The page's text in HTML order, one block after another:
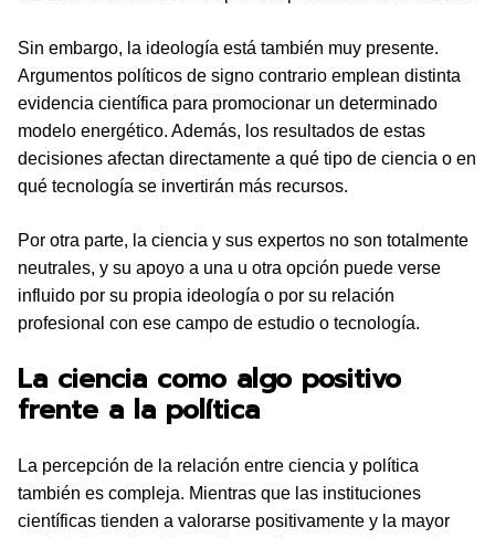
Sin embargo, la ideología está también muy presente.
Argumentos políticos de signo contrario emplean distinta
evidencia científica para promocionar un determinado
modelo energético. Además, los resultados de estas
decisiones afectan directamente a qué tipo de ciencia o en
qué tecnología se invertirán más recursos.
Por otra parte, la ciencia y sus expertos no son totalmente
neutrales, y su apoyo a una u otra opción puede verse
influido por su propia ideología o por su relación
profesional con ese campo de estudio o tecnología.
La ciencia como algo positivo
frente a la política
La percepción de la relación entre ciencia y política
también es compleja. Mientras que las instituciones
científicas tienden a valorarse positivamente y la mayor